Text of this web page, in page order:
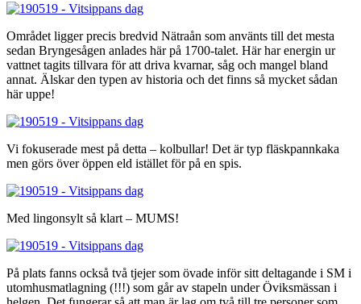
Området ligger precis bredvid Nätraån som använts till det mesta
sedan Bryngesågen anlades här på 1700-talet. Här har energin ur
vattnet tagits tillvara för att driva kvarnar, såg och mangel bland
annat. Älskar den typen av historia och det finns så mycket sådan
här uppe!
Vi fokuserade mest på detta – kolbullar! Det är typ fläskpannkaka
men görs över öppen eld istället för på en spis.
Med lingonsylt så klart – MUMS!
På plats fanns också två tjejer som övade inför sitt deltagande i SM i
utomhusmatlagning (!!!) som går av stapeln under Öviksmässan i